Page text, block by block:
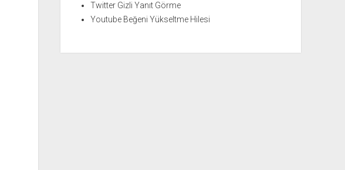
Twitter Gizli Yanıt Görme
Youtube Beğeni Yükseltme Hilesi